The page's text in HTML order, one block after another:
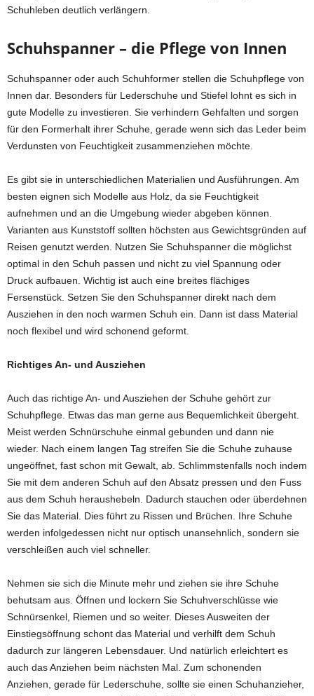
Schuhleben deutlich verlängern.
Schuhspanner – die Pflege von Innen
Schuhspanner oder auch Schuhformer stellen die Schuhpflege von
Innen dar. Besonders für Lederschuhe und Stiefel lohnt es sich in
gute Modelle zu investieren. Sie verhindern Gehfalten und sorgen
für den Formerhalt ihrer Schuhe, gerade wenn sich das Leder beim
Verdunsten von Feuchtigkeit zusammenziehen möchte.
Es gibt sie in unterschiedlichen Materialien und Ausführungen. Am
besten eignen sich Modelle aus Holz, da sie Feuchtigkeit
aufnehmen und an die Umgebung wieder abgeben können.
Varianten aus Kunststoff sollten höchsten aus Gewichtsgründen auf
Reisen genutzt werden. Nutzen Sie Schuhspanner die möglichst
optimal in den Schuh passen und nicht zu viel Spannung oder
Druck aufbauen. Wichtig ist auch eine breites flächiges
Fersenstück. Setzen Sie den Schuhspanner direkt nach dem
Ausziehen in den noch warmen Schuh ein. Dann ist dass Material
noch flexibel und wird schonend geformt.
Richtiges An- und Ausziehen
Auch das richtige An- und Ausziehen der Schuhe gehört zur
Schuhpflege. Etwas das man gerne aus Bequemlichkeit übergeht.
Meist werden Schnürschuhe einmal gebunden und dann nie
wieder. Nach einem langen Tag streifen Sie die Schuhe zuhause
ungeöffnet, fast schon mit Gewalt, ab. Schlimmstenfalls noch indem
Sie mit dem anderen Schuh auf den Absatz pressen und den Fuss
aus dem Schuh heraushebeln. Dadurch stauchen oder überdehnen
Sie das Material. Dies führt zu Rissen und Brüchen. Ihre Schuhe
werden infolgedessen nicht nur optisch unansehnlich, sondern sie
verschleißen auch viel schneller.
Nehmen sie sich die Minute mehr und ziehen sie ihre Schuhe
behutsam aus. Öffnen und lockern Sie Schuhverschlüsse wie
Schnürsenkel, Riemen und so weiter. Dieses Ausweiten der
Einstiegsöffnung schont das Material und verhilft dem Schuh
dadurch zur längeren Lebensdauer. Und natürlich erleichtert es
auch das Anziehen beim nächsten Mal. Zum schonenden
Anziehen, gerade für Lederschuhe, sollte sie einen Schuhanzieher,